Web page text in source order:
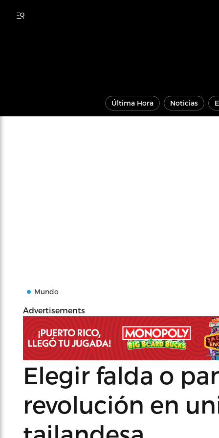
Última Hora Noticias
Mundo
Advertisements
Elegir falda o
revolución en